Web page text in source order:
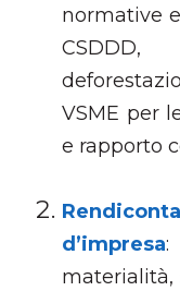
normative
VSME per
e rapporto
d’impresa